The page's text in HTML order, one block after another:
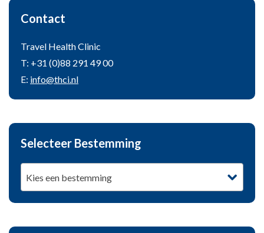
Contact
Travel Health Clinic
T: +31 (0)88 291 49 00
E: info@thci.nl
Selecteer Bestemming
Kies een bestemming